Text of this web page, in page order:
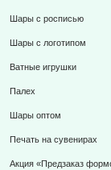
Шары с росписью
Шары с логотипом
Ватные игрушки
Палех
Шары оптом
Печать на сувенирах
Акция «Предзаказ